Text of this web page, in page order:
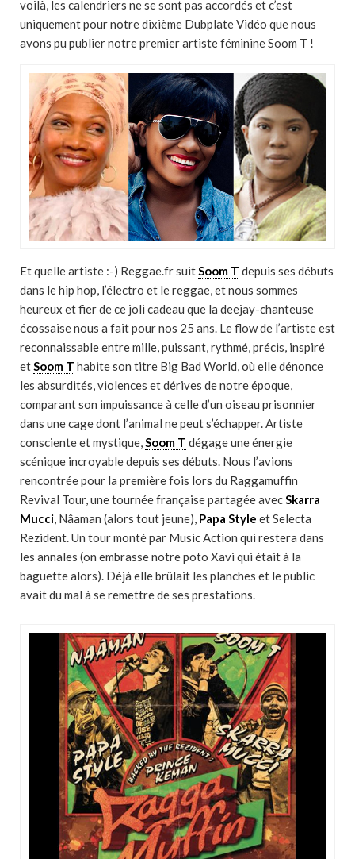
voilà, les calendriers ne se sont pas accordés et c’est
uniquement pour notre dixième Dubplate Vidéo que nous
avons pu publier notre premier artiste féminine Soom T !
Et quelle artiste :-) Reggae.fr suit Soom T depuis ses débuts
dans le hip hop, l’électro et le reggae, et nous sommes
heureux et fier de ce joli cadeau que la deejay-chanteuse
écossaise nous a fait pour nos 25 ans. Le flow de l’artiste est
reconnaissable entre mille, puissant, rythmé, précis, inspiré
et Soom T habite son titre Big Bad World, où elle dénonce
les absurdités, violences et dérives de notre époque,
comparant son impuissance à celle d’un oiseau prisonnier
dans une cage dont l’animal ne peut s’échapper. Artiste
consciente et mystique, Soom T dégage une énergie
scénique incroyable depuis ses débuts. Nous l’avions
rencontrée pour la première fois lors du Raggamuffin
Revival Tour, une tournée française partagée avec Skarra
Mucci , Nâaman (alors tout jeune), Papa Style et Selecta
Rezident. Un tour monté par Music Action qui restera dans
les annales (on embrasse notre poto Xavi qui était à la
baguette alors). Déjà elle brûlait les planches et le public
avait du mal à se remettre de ses prestations.